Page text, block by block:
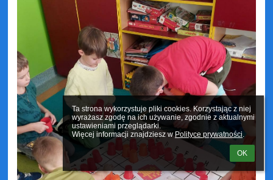
Ta strona wykorzystuje pliki cookies. Korzystając z niej
wyrażasz zgodę na ich używanie, zgodnie z aktualnymi
ustawieniami przeglądarki.
Więcej informacji znajdziesz w Polityce prywatności.
OK